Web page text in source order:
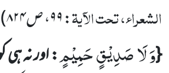
الشعراء، تحت الآیۃ:۹۹، ص۸۲۴)
{وَ لَا صَدِیْقٍ حَمِیْمٍ: اور نہ